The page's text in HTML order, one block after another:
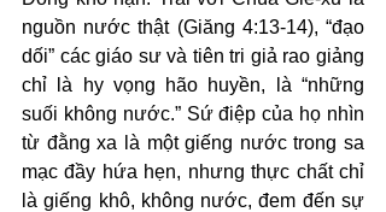
nguồn nước thật (Giăng 4:13-14), “đạo
dối” các giáo sư và tiên tri giả rao giảng
chỉ là hy vọng hão huyền, là “những
suối không nước.” Sứ điệp của họ nhìn
từ đằng xa là một giếng nước trong sa
mạc đầy hứa hẹn, nhưng thực chất chỉ
là giếng khô, không nước, đem đến sự